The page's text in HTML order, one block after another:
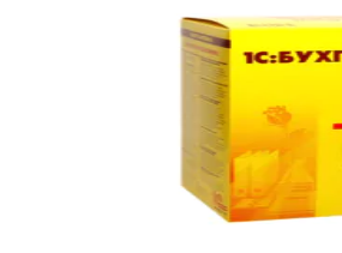
В корзину